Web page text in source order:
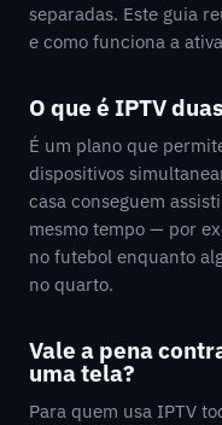
separadas. Este guia
e como funciona a
O que é IPTV
É um plano que
dispositivos
casa conseguem
mesmo tempo — por
no futebol enquanto
no quarto.
Vale a pena
uma tela?
Para quem usa IPTV